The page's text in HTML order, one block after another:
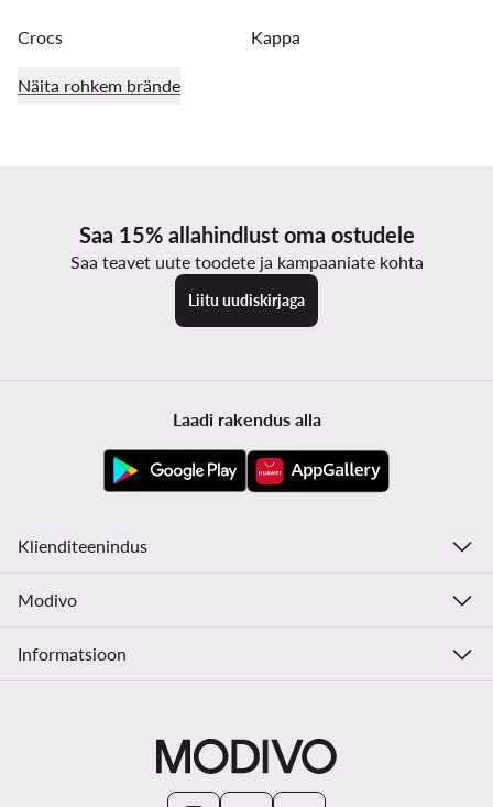
Crocs Kappa
Näita rohkem brände
Saa 15% allahindlust oma ostudele
Saa teavet uute toodete ja kampaaniate kohta
Liitu uudiskirjaga
Laadi rakendus alla
Klienditeenindus
Modivo
Informatsioon